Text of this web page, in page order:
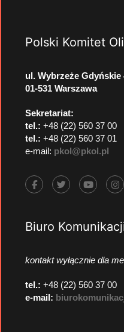
Polski Komitet
ul. Wybrzeże Gdyńskie
01-531 Warszawa
Sekretariat:
tel.: +48 (22) 560 37 00
tel.: +48 (22) 560 37 01
e-mail: pkol@pkol.pl
Biuro
kontakt wyłącznie dla
tel.: +48 (22) 560 37 00
e-mail: